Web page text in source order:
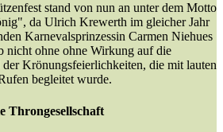
stand von nun an unter dem Motto
da Ulrich Krewerth im gleicher Jahr
Karnevalsprinzessin Carmen Niehues
nicht ohne ohne Wirkung auf die
Krönungsfeierlichkeiten, die mit lauten
begleitet wurde.
Throngesellschaft